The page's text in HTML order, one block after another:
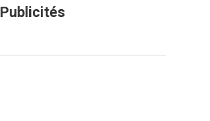
Publicités